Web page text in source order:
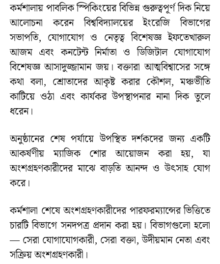
কর্মশালায় পাবলিক স্পিকিংয়ের বিভিন্ন গুরুত্বপূর্ণ দিক নিয়ে
আলোচনা করেন বিশ্ববিদ্যালয়ের ইংরেজি বিভাগের
সভাপতি, যোগাযোগ ও নেতৃত্ব বিশেষজ্ঞ ইফতেখারুল
আজম এবং কনটেন্ট নির্মাতা ও ডিজিটাল যোগাযোগ
বিশেষজ্ঞ আসাদুজ্জামান জয়। বক্তারা আত্মবিশ্বাসের সঙ্গে
কথা বলা, শ্রোতাদের আকৃষ্ট করার কৌশল, মঞ্চভীতি
কাটিয়ে ওঠা এবং কার্যকর উপস্থাপনার নানা দিক তুলে
ধরেন।
অনুষ্ঠানের শেষ পর্যায়ে উপস্থিত দর্শকদের জন্য একটি
আকর্ষণীয় ম্যাজিক শোর আয়োজন করা হয়, যা
অংশগ্রহণকারীদের মাঝে বাড়তি আনন্দ ও উৎসাহ যোগ
করে।
কর্মশালা শেষে অংশগ্রহণকারীদের পারফরম্যান্সের ভিত্তিতে
চারটি বিভাগে সনদপত্র প্রদান করা হয়। বিভাগগুলো হলো
— সেরা যোগাযোগকারী, সেরা বক্তা, উদীয়মান নেতা এবং
সক্রিয় অংশগ্রহণকারী।